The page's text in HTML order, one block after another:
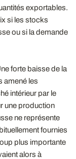
exportables.
si les stocks
ou si la demande
forte baisse de la
amené les
intérieur par le
une production
ne représente
fournies
plus importante
alors à